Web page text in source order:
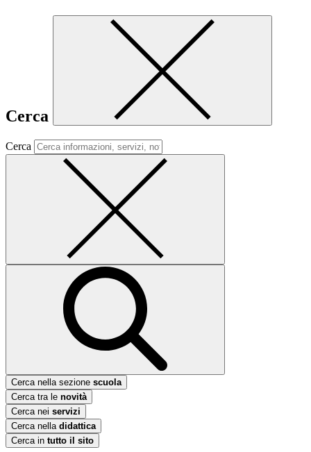
Cerca
Cerca
Cerca nella sezione scuola
Cerca tra le novità
Cerca nei servizi
Cerca nella didattica
Cerca in tutto il sito